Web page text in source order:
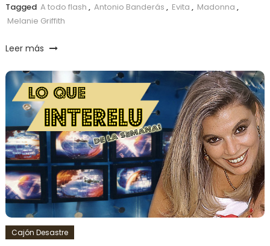
Tagged A todo flash , Antonio Banderás , Evita , Madonna ,
Melanie Griffith
Leer más
Cajón Desastre